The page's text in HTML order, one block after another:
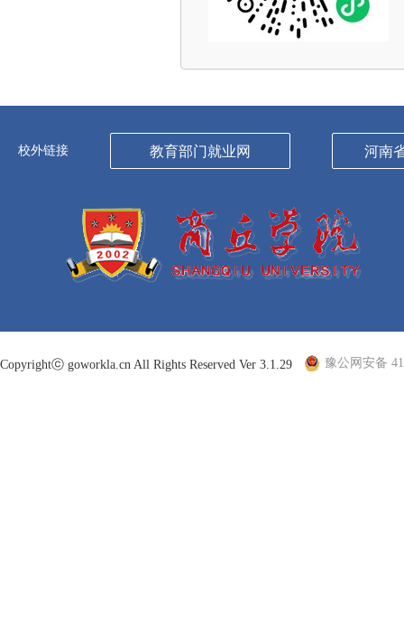
校外链接 教育部门就业网 河南
Copyrightⓒ goworkla.cn All Rights Reserved Ver 3.1.29 豫公网安备